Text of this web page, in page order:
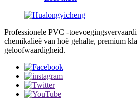
Professionele PVC -
chemikalieë van hoë gehalte, premium
geloofwaardigheid.